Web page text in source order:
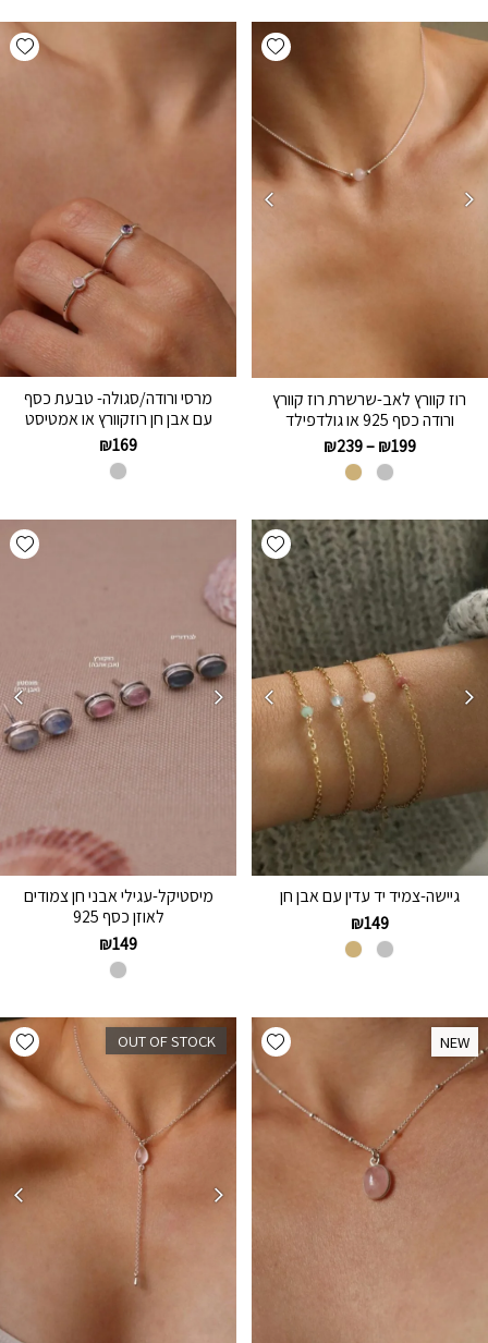
Add wishlist
רוז קוורץ לאב-שרשרת רוז קוורץ
ורודה כסף 925 או גולדפילד
₪199
–
₪239
מרסי ורודה/סגולה- טבעת כסף
עם אבן חן רוזקוורץ או אמטיסט
₪169
Add wishlist
גיישה-צמיד יד עדין עם אבן חן
₪149
מיסטיקל-עגילי אבני חן צמודים
לאוזן כסף 925
₪149
Add wishlist NEW
NEW
OUT OF STOCK